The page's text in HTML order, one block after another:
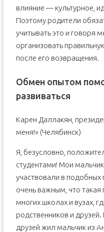
влияние — культурное,
Поэтому родители
учитывать это и говоря
организовать
после его возвращения.
Обмен опытом
развиваться
Карен Даллакян,
меня!» (Челябинск)
Я, безусловно,
студентами! Мои
участвовали в
очень важным, что такая
многих школах и вузах,
родственников и
друзей жил мальчик из